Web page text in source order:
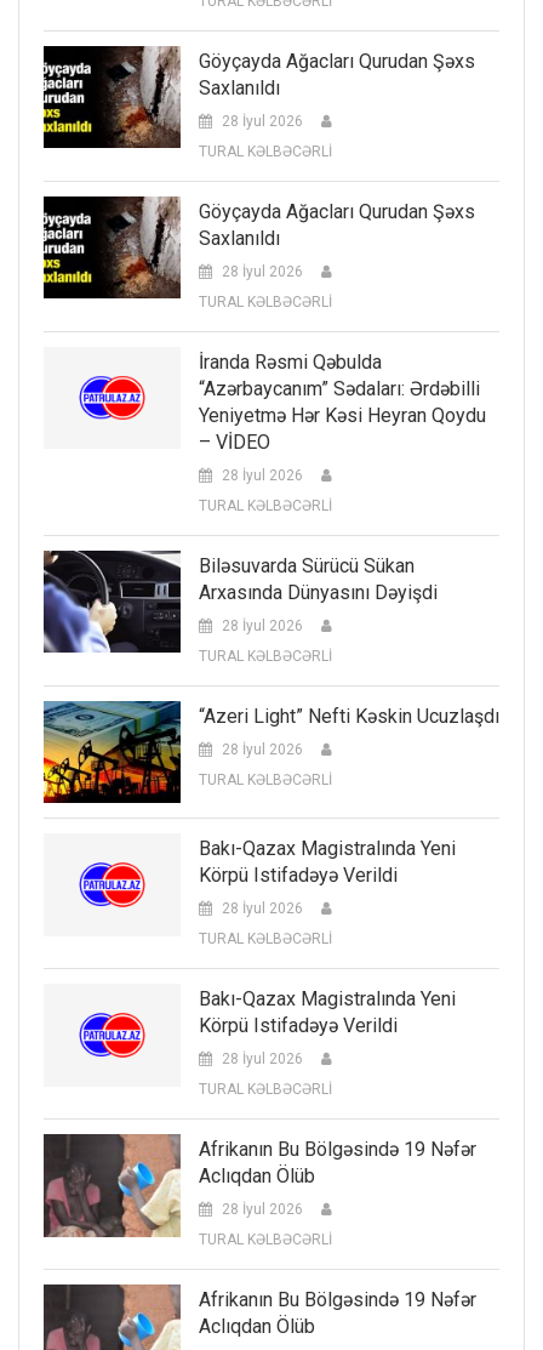
Göyçayda Ağacları Qurudan Şəxs
Saxlanıldı
28 İyul 2026
TURAL KƏLBƏCƏRLİ
Göyçayda Ağacları Qurudan Şəxs
Saxlanıldı
28 İyul 2026
TURAL KƏLBƏCƏRLİ
İranda Rəsmi Qəbulda
“Azərbaycanım” Sədaları: Ərdəbilli
Yeniyetmə Hər Kəsi Heyran Qoydu
– VİDEO
28 İyul 2026
TURAL KƏLBƏCƏRLİ
Biləsuvarda Sürücü Sükan
Arxasında Dünyasını Dəyişdi
28 İyul 2026
TURAL KƏLBƏCƏRLİ
“Azeri Light” Nefti Kəskin Ucuzlaşdı
28 İyul 2026
TURAL KƏLBƏCƏRLİ
Bakı-Qazax Magistralında Yeni
Körpü Istifadəyə Verildi
28 İyul 2026
TURAL KƏLBƏCƏRLİ
Bakı-Qazax Magistralında Yeni
Körpü Istifadəyə Verildi
28 İyul 2026
TURAL KƏLBƏCƏRLİ
Afrikanın Bu Bölgəsində 19 Nəfər
Aclıqdan Ölüb
28 İyul 2026
TURAL KƏLBƏCƏRLİ
Afrikanın Bu Bölgəsində 19 Nəfər
Aclıqdan Ölüb